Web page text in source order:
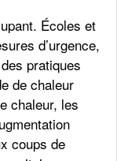
Écoles et
d’urgence,
pratiques
de chaleur
chaleur, les
coups de